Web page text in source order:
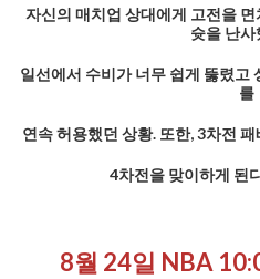
자신의 매치업 상대에게 고전을
슛을 난사
일선에서 수비가 너무 쉽게 뚫렸고
를
연속 허용했던 상황. 또한, 3차전
4차전을 맞이하게 된
8월 24일 NBA